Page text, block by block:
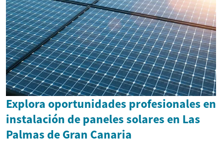
Explora oportunidades profesionales en
instalación de paneles solares en Las
Palmas de Gran Canaria